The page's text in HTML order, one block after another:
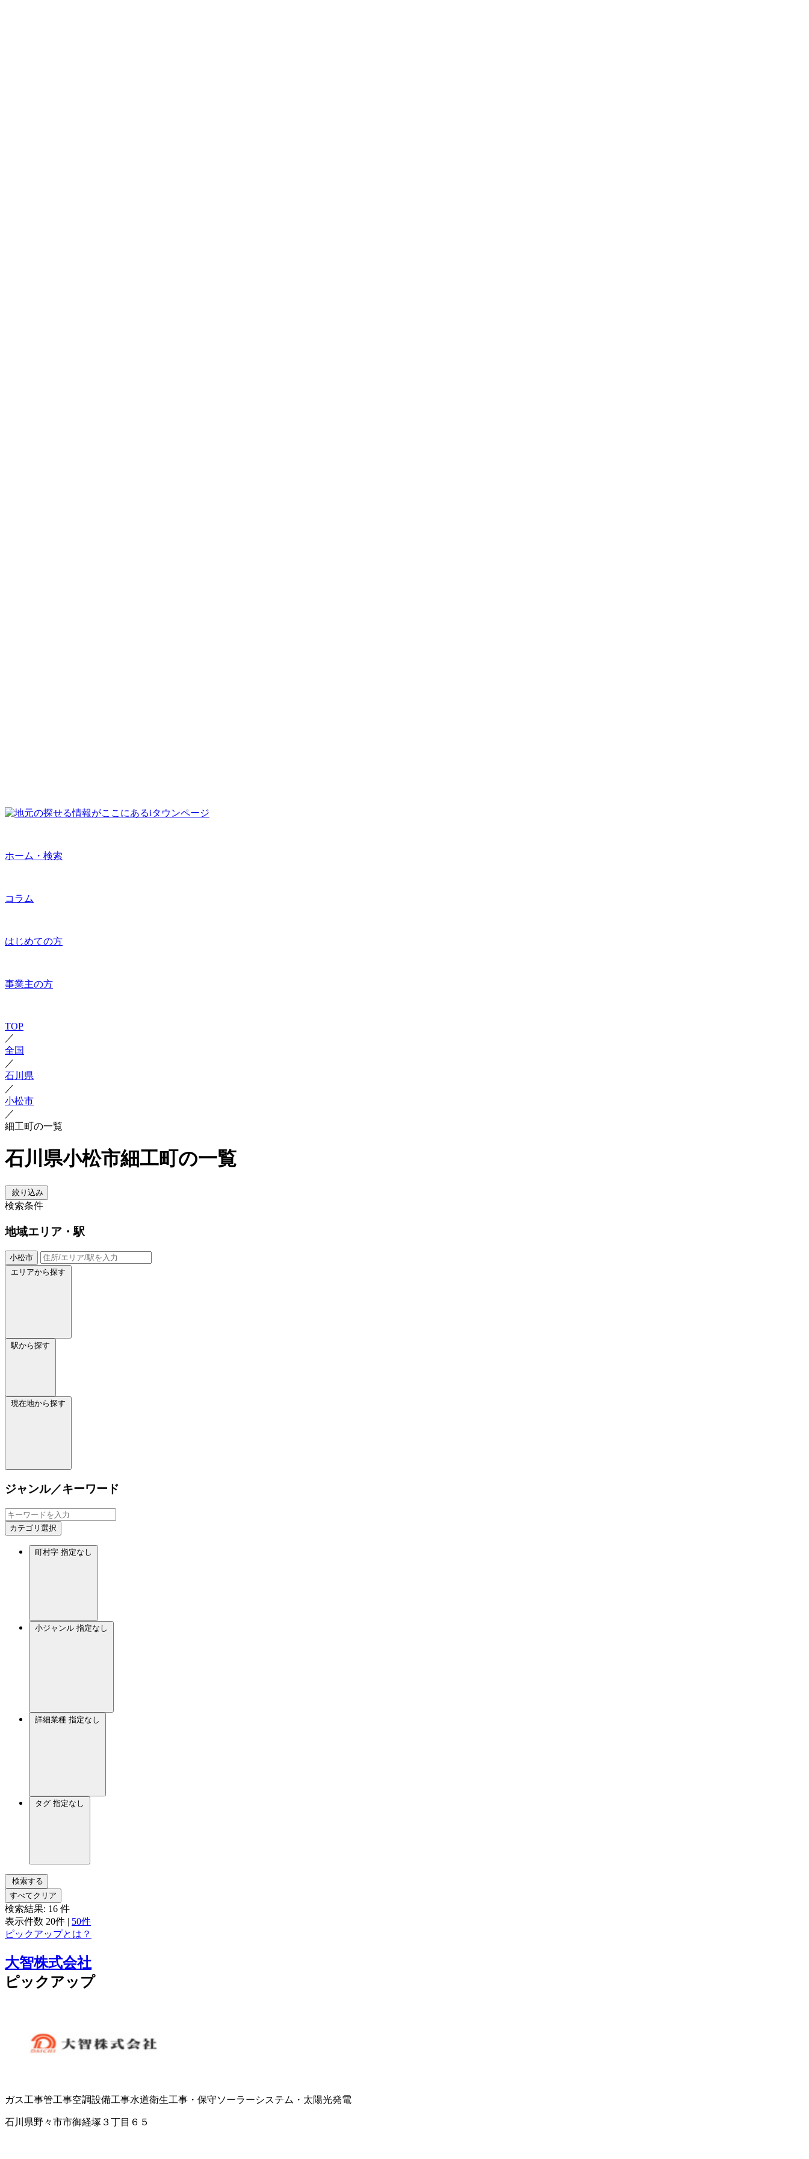
ホーム・検索
コラム
はじめての方
事業主の方
TOP
／
全国
／
石川県
／
小松市
／
細工町の一覧
石川県小松市細工町の一覧
絞り込み
検索条件
地域エリア・駅
小松市
エリアから探す
駅から探す
現在地から探す
ジャンル／キーワード
カテゴリ選択
町村字 指定なし
小ジャンル 指定なし
詳細業種 指定なし
タグ 指定なし
検索する
すべてクリア
検索結果: 16 件
表示件数 20件 | 50件
ピックアップとは？
大智株式会社
ピックアップ
ガス工事管工事空調設備工事水道衛生工事・保守ソーラーシステム・太陽光発電
石川県野々市市御経塚３丁目６５